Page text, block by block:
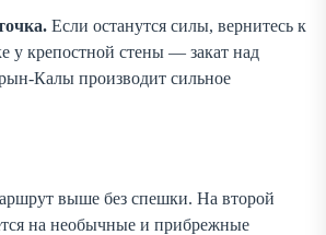
Если останутся силы, вернитесь к
у крепостной стены — закат над
Калы производит сильное
выше без спешки. На второй
на необычные и прибрежные